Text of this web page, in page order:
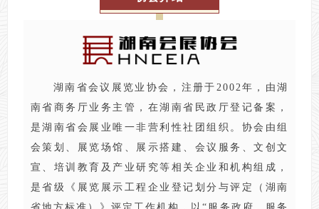
湖南省会议展览业协会，注册于2002年，由湖
南省商务厅业务主管，在湖南省民政厅登记备案，
是湖南省会展业唯一非营利性社团组织。协会由组
会策划、展览场馆、展示搭建、会议服务、文创文
宣、培训教育及产业研究等相关企业和机构组成，
是省级《展览展示工程企业登记划分与评定（湖南